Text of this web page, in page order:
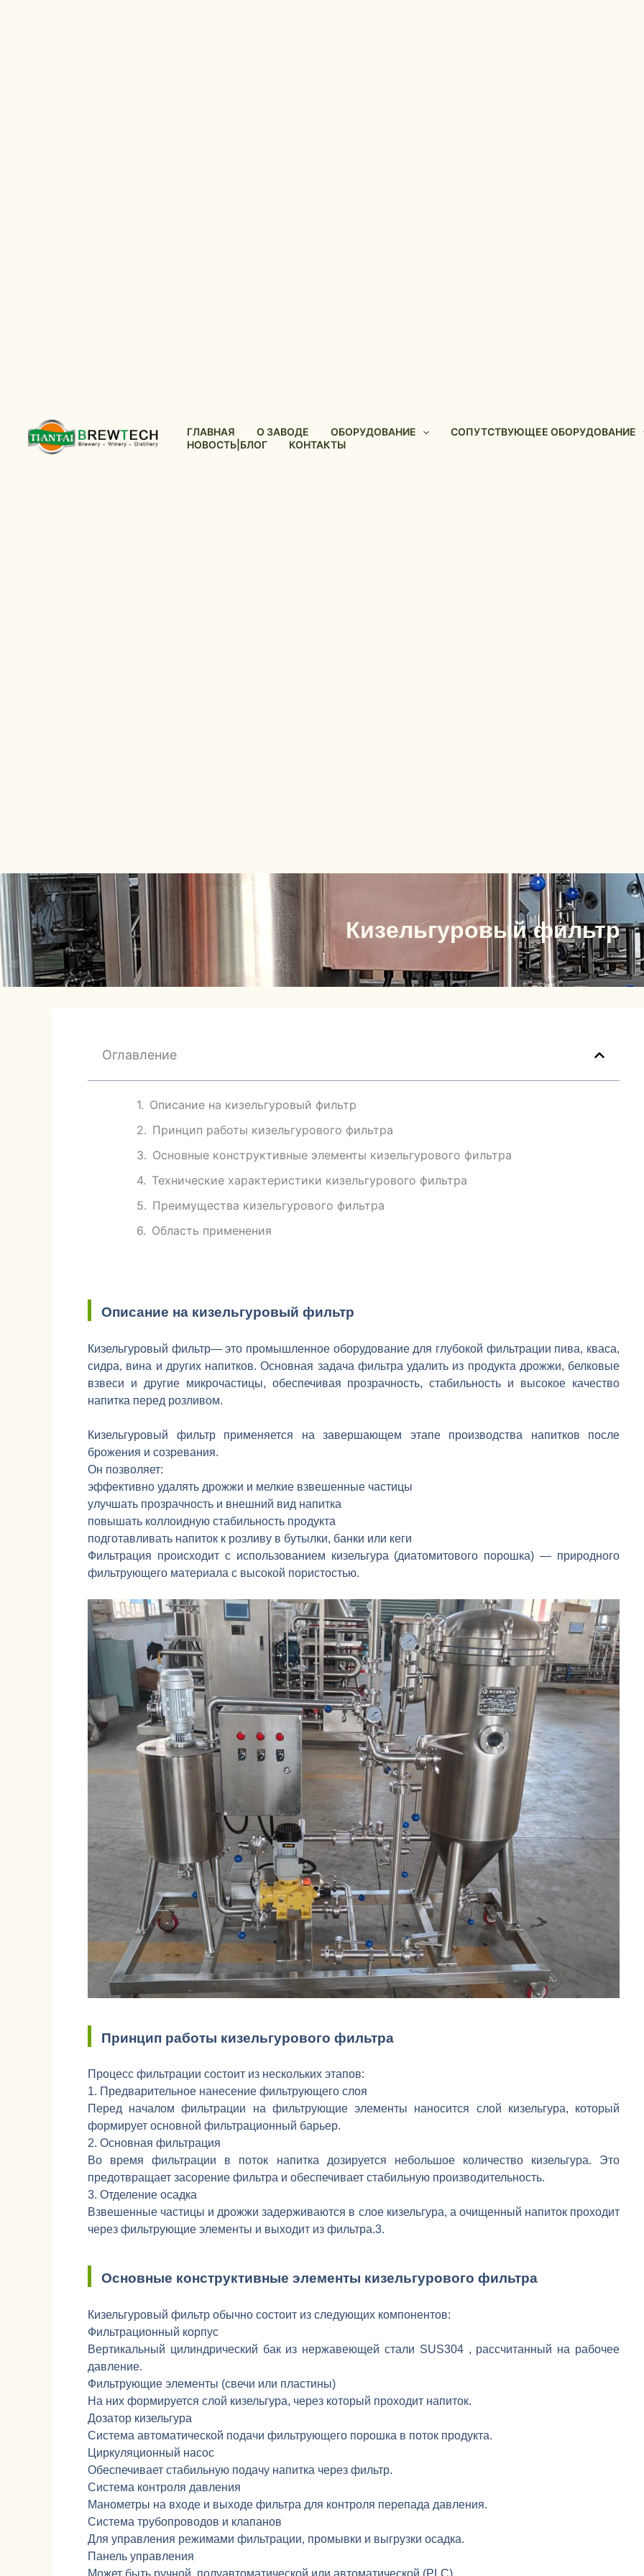
ГЛАВНАЯ О ЗАВОДЕ ОБОРУДОВАНИЕ СОПУТСТВУЮЩЕЕ ОБОРУДОВАНИЕ
НОВОСТЬ|БЛОГ
КОНТАКТЫ
Кизельгуровый фильтр
Оглавление
Описание на кизельгуровый фильтр
Принцип работы кизельгурового фильтра
Основные конструктивные элементы кизельгурового фильтра
Технические характеристики кизельгурового фильтра
Преимущества кизельгурового фильтра
Область применения
Описание на кизельгуровый фильтр
Кизельгуровый фильтр— это промышленное оборудование для глубокой фильтрации пива, кваса,
сидра, вина и других напитков. Основная задача фильтра удалить из продукта дрожжи, белковые
взвеси и другие микрочастицы, обеспечивая прозрачность, стабильность и высокое качество
напитка перед розливом.
Кизельгуровый фильтр применяется на завершающем этапе производства напитков после
брожения и созревания.
Он позволяет:
эффективно удалять дрожжи и мелкие взвешенные частицы
улучшать прозрачность и внешний вид напитка
повышать коллоидную стабильность продукта
подготавливать напиток к розливу в бутылки, банки или кеги
Фильтрация происходит с использованием кизельгура (диатомитового порошка) — природного
фильтрующего материала с высокой пористостью.
Принцип работы кизельгурового фильтра
Процесс фильтрации состоит из нескольких этапов:
1. Предварительное нанесение фильтрующего слоя
Перед началом фильтрации на фильтрующие элементы наносится слой кизельгура, который
формирует основной фильтрационный барьер.
2. Основная фильтрация
Во время фильтрации в поток напитка дозируется небольшое количество кизельгура. Это
предотвращает засорение фильтра и обеспечивает стабильную производительность.
3. Отделение осадка
Взвешенные частицы и дрожжи задерживаются в слое кизельгура, а очищенный напиток проходит
через фильтрующие элементы и выходит из фильтра.3.
Основные конструктивные элементы кизельгурового фильтра
Кизельгуровый фильтр обычно состоит из следующих компонентов:
Фильтрационный корпус
Вертикальный цилиндрический бак из нержавеющей стали SUS304 , рассчитанный на рабочее
давление.
Фильтрующие элементы (свечи или пластины)
На них формируется слой кизельгура, через который проходит напиток.
Дозатор кизельгура
Система автоматической подачи фильтрующего порошка в поток продукта.
Циркуляционный насос
Обеспечивает стабильную подачу напитка через фильтр.
Система контроля давления
Манометры на входе и выходе фильтра для контроля перепада давления.
Система трубопроводов и клапанов
Для управления режимами фильтрации, промывки и выгрузки осадка.
Панель управления
Может быть ручной, полуавтоматической или автоматической (PLC).